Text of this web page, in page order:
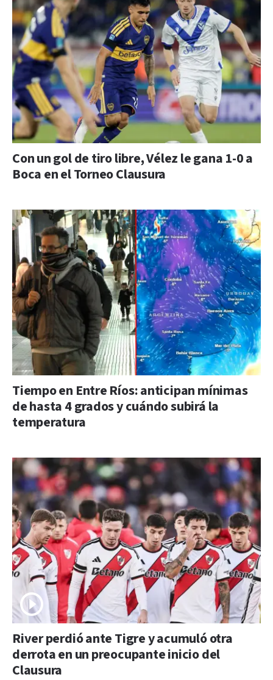
Con un gol de tiro libre, Vélez le gana 1-0 a
Boca en el Torneo Clausura
Tiempo en Entre Ríos: anticipan mínimas
de hasta 4 grados y cuándo subirá la
temperatura
River perdió ante Tigre y acumuló otra
derrota en un preocupante inicio del
Clausura